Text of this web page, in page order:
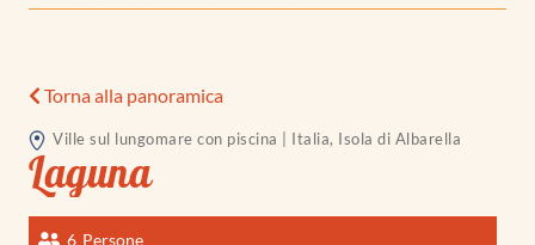
Torna alla panoramica
Ville sul lungomare con piscina | Italia, Isola di Albarella
Laguna
Persone
6